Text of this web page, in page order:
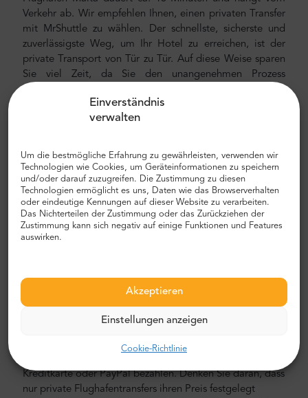
Einverständnis
verwalten
Um die bestmögliche Erfahrung zu gewährleisten, verwenden wir
Technologien wie Cookies, um Geräteinformationen zu speichern
und/oder darauf zuzugreifen. Die Zustimmung zu diesen
Technologien ermöglicht es uns, Daten wie das Browserverhalten
oder eindeutige Kennungen auf dieser Website zu verarbeiten.
Das Nichterteilen der Zustimmung oder das Zurückziehen der
Zustimmung kann sich negativ auf einige Funktionen und Features
auswirken.
Akzeptieren
Einstellungen anzeigen
Cookie-Richtlinie
Verkehr ab. Wir empfehlen Ihnen, einen privaten Transfer
mit MrShuttle zu wählen. Der schnellste, sicherste und
zuverlässigste Weg, um Ihr Hotel zu erreichen, ist der
private Transport von Tür zu Tür. Auf diese Weise sparen
Sie viel Zeit, da Sie den unangenehmen Prozess
die Stadt zu navigieren und Ihren Weg zu finden.
Auf der Suche nach einem zuverlässigen und
erschwinglichen Flughafentransfer? Reservieren Sie eines
mit Mr.Shuttle, einer Auswahl von Trip-Advisor-Benutzern
für Reisende. Wir bieten Tür-zu-Tür-Transport in neuen,
modernen, komfortablen klimatisierten Mercedes-Benz
Minivans und Minibussen. Unsere Crew besteht aus
Flughafen- und Stadttransferkosten
Der Preis für den privaten Flughafentransfer von Mr.
Shuttle ist niedriger als der eines Flughafentaxis. Unsere
Preise sind fest, ohne versteckte Kosten. Sie müssen nicht
Kreditkarte oder PayPal bezahlen. Denken Sie daran, dass
nur private Flughafentransfers ihren Preis festgelegt